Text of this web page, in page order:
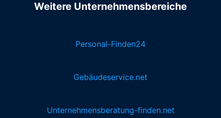
Weitere Unternehmensbereiche
Personal-Finden24
Gebäudeservice.net
Unternehmensberatung-finden.net